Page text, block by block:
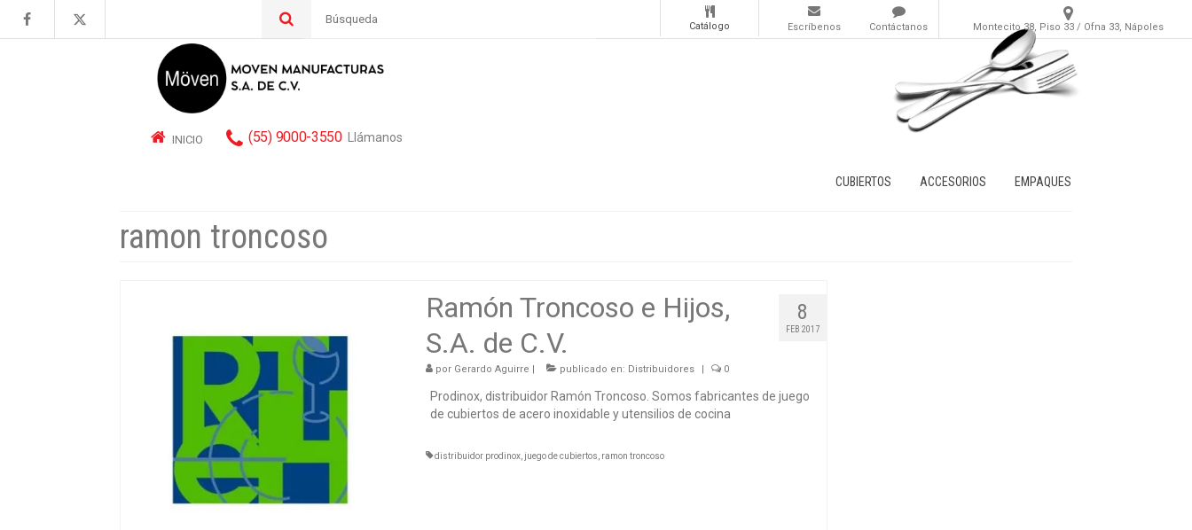
por:
Montecito 38, Piso 33 / Ofna 33, Nápoles
Contáctanos
Escríbenos
Catálogo
INICIO (55) 9000-3550 Llámanos
CUBIERTOS ACCESORIOS EMPAQUES
ramon troncoso
8
FEB 2017
Ramón Troncoso e Hijos,
S.A. de C.V.
por Gerardo Aguirre | publicado en: Distribuidores | 0
Prodinox, distribuidor Ramón Troncoso. Somos fabricantes de juego
de cubiertos de acero inoxidable y utensilios de cocina
distribuidor prodinox ,juego de cubiertos ramon troncoso